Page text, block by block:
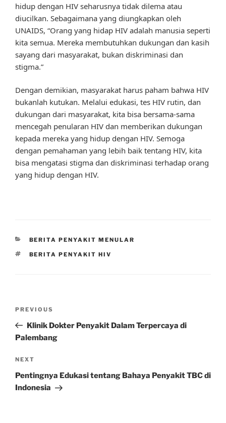
hidup dengan HIV seharusnya tidak dilema atau
diucilkan. Sebagaimana yang diungkapkan oleh
UNAIDS, “Orang yang hidap HIV adalah manusia seperti
kita semua. Mereka membutuhkan dukungan dan kasih
sayang dari masyarakat, bukan diskriminasi dan
stigma.”
Dengan demikian, masyarakat harus paham bahwa HIV
bukanlah kutukan. Melalui edukasi, tes HIV rutin, dan
dukungan dari masyarakat, kita bisa bersama-sama
mencegah penularan HIV dan memberikan dukungan
kepada mereka yang hidup dengan HIV. Semoga
dengan pemahaman yang lebih baik tentang HIV, kita
bisa mengatasi stigma dan diskriminasi terhadap orang
yang hidup dengan HIV.
CATEGORIES
BERITA PENYAKIT MENULAR
TAGS
BERITA PENYAKIT HIV
Previous
Post
PREVIOUS
Klinik Dokter Penyakit Dalam Terpercaya di
Palembang
Next
Post
NEXT
Pentingnya Edukasi tentang Bahaya Penyakit TBC di
Indonesia